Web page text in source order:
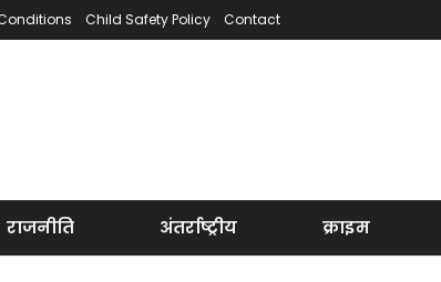
Child Safety Policy Contact
राजनीति अंतर्राष्ट्रीय क्राइम